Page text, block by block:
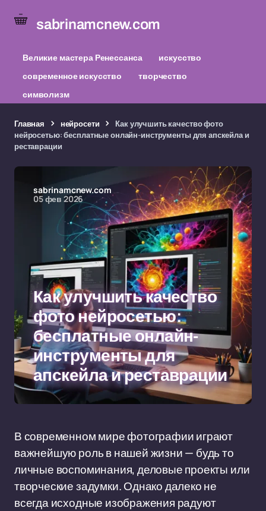
sabrinamcnew.com
Великие мастера Ренессанса
искусство
современное искусство
творчество
символизм
Главная нейросети
Как улучшить качество фото
нейросетью: бесплатные онлайн-инструменты для апскейла и
реставрации
sabrinamcnew.com
05 фев 2026
Как улучшить качество
фото нейросетью:
бесплатные онлайн-
инструменты для
апскейла и реставрации
В современном мире фотографии играют
важнейшую роль в нашей жизни — будь то
личные воспоминания, деловые проекты или
творческие задумки. Однако далеко не
всегда исходные изображения радуют